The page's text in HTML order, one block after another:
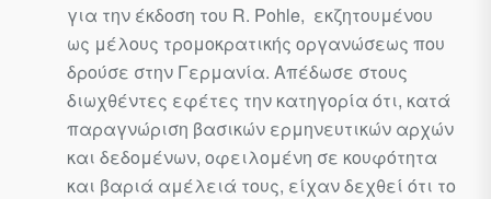
για την έκδοση του R. Pohle, εκζητουμένου
ως μέλους τρομοκρατικής οργανώσεως που
δρούσε στην Γερμανία. Απέδωσε στους
διωχθέντες εφέτες την κατηγορία ότι, κατά
παραγνώριση βασι­κών ερμηνευτικών αρχών
και δεδομένων, οφειλομένη σε κουφότητα
και βαριά αμέλειά τους, είχαν δεχθεί ότι το